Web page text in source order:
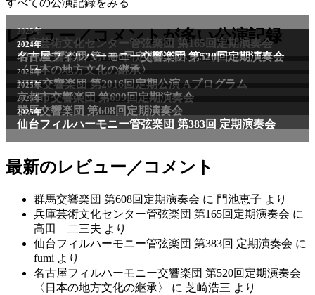
すべての公演記録をみる
レビュー／コメントが多い公演記録
最新のレビュー／コメント
群馬交響楽団 第608回定期演奏会 に 門池恵子 より
兵庫芸術文化センター管弦楽団 第165回定期演奏会 に
高田 二三夫 より
仙台フィルハーモニー管弦楽団 第383回 定期演奏会 に
fumi より
名古屋フィルハーモニー交響楽団 第520回定期演奏会
〈日本の地方文化の継承〉
に 芝崎浩三 より